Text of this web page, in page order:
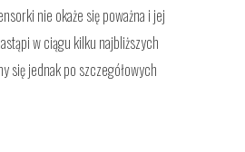
nie okaże się poważna i jej
w ciągu kilku najbliższych
się jednak po szczegółowych